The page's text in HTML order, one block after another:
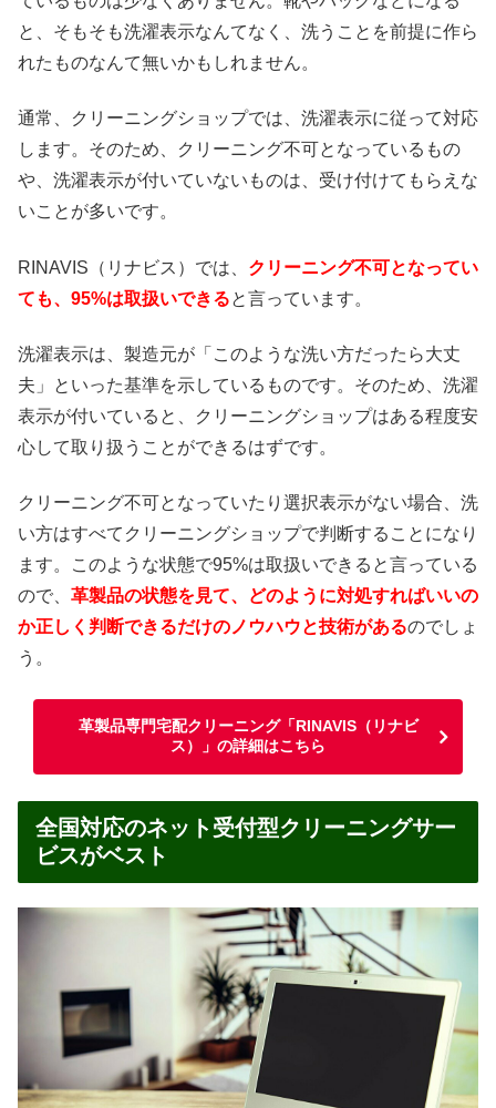
と、そもそも洗濯表示なんてなく、洗うことを前提に作ら
れたものなんて無いかもしれません。
通常、クリーニングショップでは、洗濯表示に従って対応
します。そのため、クリーニング不可となっているもの
や、洗濯表示が付いていないものは、受け付けてもらえな
いことが多いです。
RINAVIS（リナビス）では、 クリーニング不可となってい
ても、95%は取扱いできると言っています。
洗濯表示は、製造元が「このような洗い方だったら大丈
夫」といった基準を示しているものです。そのため、洗濯
表示が付いていると、クリーニングショップはある程度安
心して取り扱うことができるはずです。
クリーニング不可となっていたり選択表示がない場合、洗
い方はすべてクリーニングショップで判断することになり
ます。このような状態で95%は取扱いできると言っている
ので、 革製品の状態を見て、どのように対処すればいいの
か正しく判断できるだけのノウハウと技術があるのでしょ
う。
革製品専門宅配クリーニング「RINAVIS（リナビ
ス）」の詳細はこちら
全国対応のネット受付型クリーニングサー
ビスがベスト